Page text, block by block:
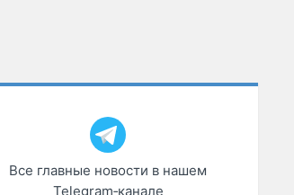
Все главные новости в нашем
Telegram‑канале